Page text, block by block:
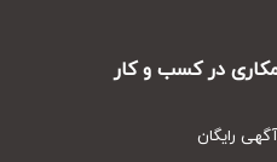
در کسب و کار
رایگان